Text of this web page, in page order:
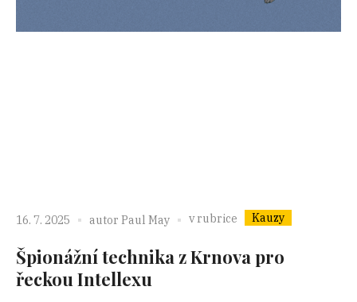
16. 7. 2025 autor Paul May v rubrice Kauzy
Špionážní technika z Krnova pro
řeckou Intellexu